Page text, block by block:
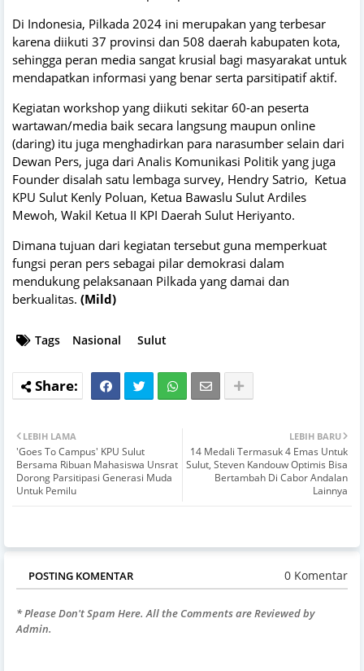
Di Indonesia, Pilkada 2024 ini merupakan yang terbesar
karena diikuti 37 provinsi dan 508 daerah kabupaten kota,
sehingga peran media sangat krusial bagi masyarakat untuk
mendapatkan informasi yang benar serta parsitipatif aktif.
Kegiatan workshop yang diikuti sekitar 60-an peserta
wartawan/media baik secara langsung maupun online
(daring) itu juga menghadirkan para narasumber selain dari
Dewan Pers, juga dari Analis Komunikasi Politik yang juga
Founder disalah satu lembaga survey, Hendry Satrio, Ketua
KPU Sulut Kenly Poluan, Ketua Bawaslu Sulut Ardiles
Mewoh, Wakil Ketua II KPI Daerah Sulut Heriyanto.
Dimana tujuan dari kegiatan tersebut guna memperkuat
fungsi peran pers sebagai pilar demokrasi dalam
mendukung pelaksanaan Pilkada yang damai dan
berkualitas. (Mild)
Tags Nasional Sulut
LEBIH BARU
14 Medali Termasuk 4 Emas Untuk
Sulut, Steven Kandouw Optimis Bisa
Bertambah Di Cabor Andalan
Lainnya
LEBIH LAMA
'Goes To Campus' KPU Sulut
Bersama Ribuan Mahasiswa Unsrat
Dorong Parsitipasi Generasi Muda
Untuk Pemilu
POSTING KOMENTAR 0 Komentar
* Please Don't Spam Here. All the Comments are Reviewed by
Admin.